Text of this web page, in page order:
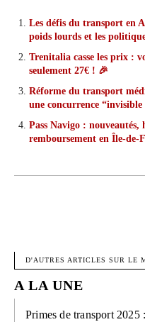
Les défis du transport en
poids lourds et les
Trenitalia casse les prix :
seulement 27€ ! 🎉
Réforme du transport
une concurrence
Pass Navigo : nouveautés,
remboursement en Île-de-
D'AUTRES ARTICLES SUR LE
A LA UNE
Primes de transport 2025